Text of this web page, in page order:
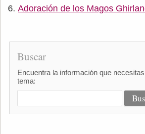
Adoración de los Magos
Buscar
Encuentra la información que
tema: